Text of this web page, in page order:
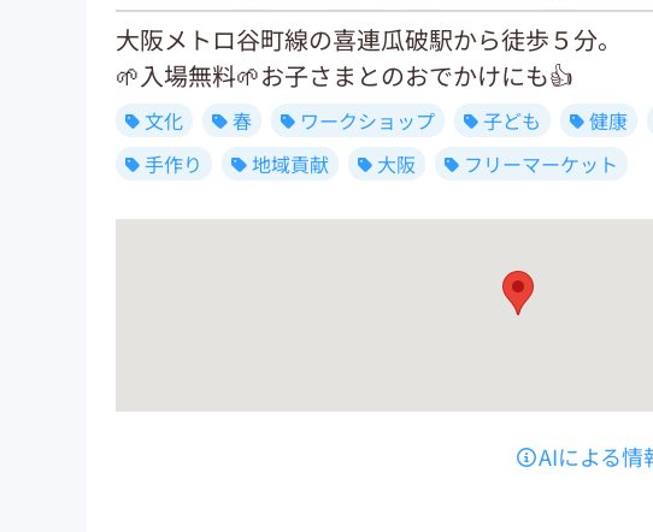
大阪メトロ谷町線の喜連瓜破駅から徒歩５分。
🌱入場無料🌱お子さまとのおでかけにも👍
文化 春 ワークショップ 子ども 健康
手作り
地域貢献 大阪 フリーマーケット
AIによる情